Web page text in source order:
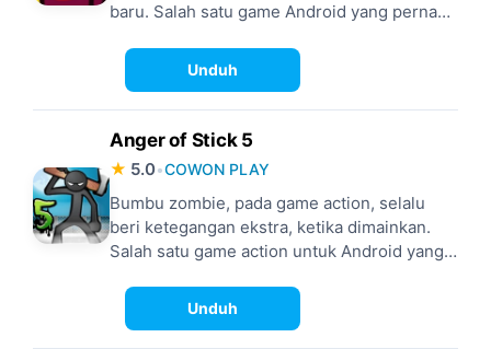
baru. Salah satu game Android yang pernah
seakan FOMO untuk main, datang dari
Among Us, game strategi berlatar sci-fi.
Unduh
Anger of Stick 5
★ 5.0•COWON PLAY
Bumbu zombie, pada game action, selalu
beri ketegangan ekstra, ketika dimainkan.
Salah satu game action untuk Android yang
5, instalasi kelima dari game mobile yang
franchise-nya makin besar.
Unduh